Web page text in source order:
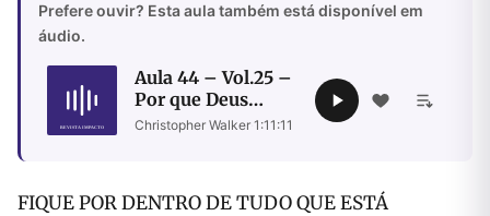
Prefere ouvir? Esta aula também está disponível em
áudio.
Aula 44 – Vol.25 –
Por que Deus
coloca
Christopher Walker 1:11:11
FIQUE POR DENTRO DE TUDO QUE ESTÁ